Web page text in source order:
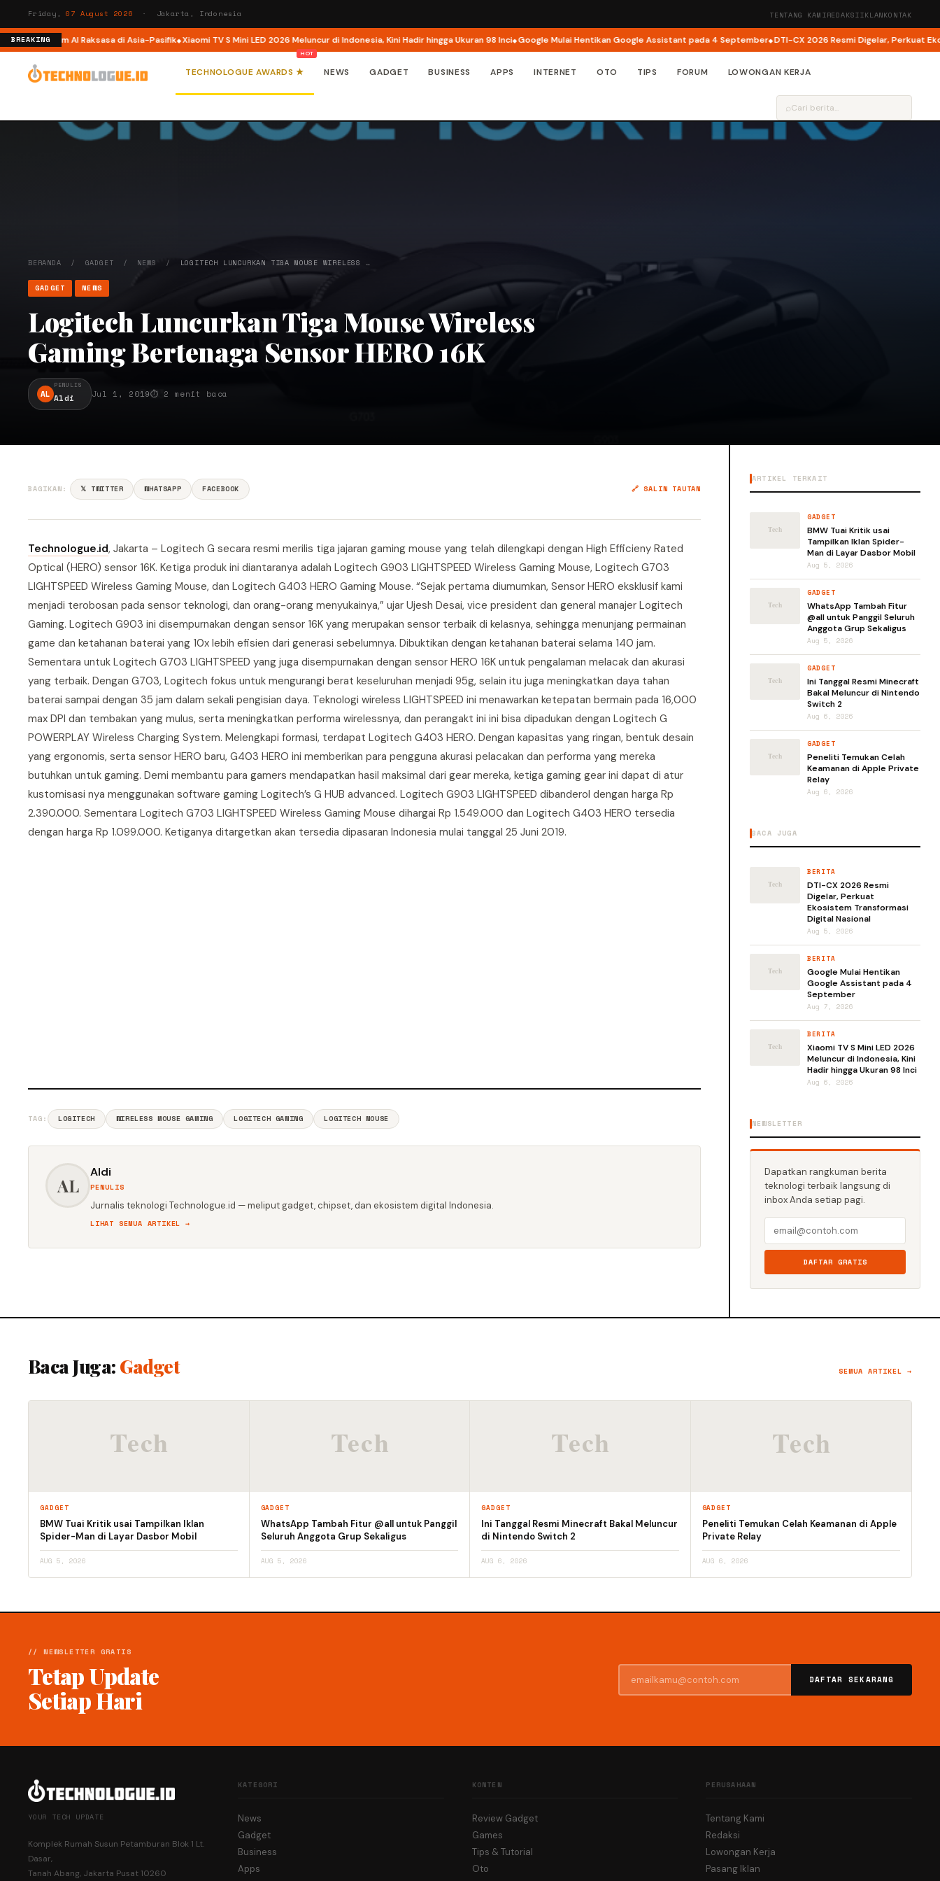
Friday,07 August 2026 · Jakarta, Indonesia TENTANG KAMIREDAKSIIKLANKONTAK
BREAKING
Platform AI Raksasa di Asia-Pasifik Xiaomi TV S Mini LED 2026 Meluncur di Indonesia, Kini Hadir hingga Ukuran 98 Inci Google Mulai Hentikan Google Assistant pada 4 September DTI-CX 2026 Resmi Digelar, Perkuat
TECHNOLOGUE AWARDS ★ NEWS GADGET BUSINESS APPS INTERNET OTO TIPS FORUM LOWONGAN KERJA
⌕
BERANDA / GADGET / NEWS / LOGITECH LUNCURKAN TIGA MOUSE WIRELESS …
GADGET NEWS
Logitech Luncurkan Tiga Mouse Wireless
Gaming Bertenaga Sensor HERO 16K
AL
PENULIS
Aldi Jul 1, 2019⏱ 2 menit baca
BAGIKAN: 𝕏 TWITTER WHATSAPP FACEBOOK 🔗 SALIN TAUTAN
Technologue.id, Jakarta – Logitech G secara resmi merilis tiga jajaran gaming mouse yang telah dilengkapi dengan High Efficieny Rated
Optical (HERO) sensor 16K. Ketiga produk ini diantaranya adalah Logitech G903 LIGHTSPEED Wireless Gaming Mouse, Logitech G703
LIGHTSPEED Wireless Gaming Mouse, dan Logitech G403 HERO Gaming Mouse. “Sejak pertama diumumkan, Sensor HERO eksklusif kami
menjadi terobosan pada sensor teknologi, dan orang-orang menyukainya,” ujar Ujesh Desai, vice president dan general manajer Logitech
Gaming. Logitech G903 ini disempurnakan dengan sensor 16K yang merupakan sensor terbaik di kelasnya, sehingga menunjang permainan
game dan ketahanan baterai yang 10x lebih efisien dari generasi sebelumnya. Dibuktikan dengan ketahanan baterai selama 140 jam.
Sementara untuk Logitech G703 LIGHTSPEED yang juga disempurnakan dengan sensor HERO 16K untuk pengalaman melacak dan akurasi
yang terbaik. Dengan G703, Logitech fokus untuk mengurangi berat keseluruhan menjadi 95g, selain itu juga meningkatkan daya tahan
baterai sampai dengan 35 jam dalam sekali pengisian daya. Teknologi wireless LIGHTSPEED ini menawarkan ketepatan bermain pada 16,000
max DPI dan tembakan yang mulus, serta meningkatkan performa wirelessnya, dan perangakt ini ini bisa dipadukan dengan Logitech G
POWERPLAY Wireless Charging System. Melengkapi formasi, terdapat Logitech G403 HERO. Dengan kapasitas yang ringan, bentuk desain
yang ergonomis, serta sensor HERO baru, G403 HERO ini memberikan para pengguna akurasi pelacakan dan performa yang mereka
butuhkan untuk gaming. Demi membantu para gamers mendapatkan hasil maksimal dari gear mereka, ketiga gaming gear ini dapat di atur
kustomisasi nya menggunakan software gaming Logitech’s G HUB advanced. Logitech G903 LIGHTSPEED dibanderol dengan harga Rp
2.390.000. Sementara Logitech G703 LIGHTSPEED Wireless Gaming Mouse dihargai Rp 1.549.000 dan Logitech G403 HERO tersedia
dengan harga Rp 1.099.000. Ketiganya ditargetkan akan tersedia dipasaran Indonesia mulai tanggal 25 Juni 2019.
TAG: LOGITECH WIRELESS MOUSE GAMING LOGITECH GAMING LOGITECH MOUSE
AL
Aldi
PENULIS
Jurnalis teknologi Technologue.id — meliput gadget, chipset, dan ekosistem digital Indonesia.
LIHAT SEMUA ARTIKEL →
ARTIKEL TERKAIT
GADGET
BMW Tuai Kritik usai
Tampilkan Iklan Spider-
Man di Layar Dasbor Mobil
Aug 5, 2026
GADGET
WhatsApp Tambah Fitur
@all untuk Panggil Seluruh
Anggota Grup Sekaligus
Aug 5, 2026
GADGET
Ini Tanggal Resmi Minecraft
Bakal Meluncur di Nintendo
Switch 2
Aug 6, 2026
GADGET
Peneliti Temukan Celah
Keamanan di Apple Private
Relay
Aug 6, 2026
BACA JUGA
BERITA
DTI-CX 2026 Resmi
Digelar, Perkuat
Ekosistem Transformasi
Digital Nasional
Aug 5, 2026
BERITA
Google Mulai Hentikan
Google Assistant pada 4
September
Aug 7, 2026
BERITA
Xiaomi TV S Mini LED 2026
Meluncur di Indonesia, Kini
Hadir hingga Ukuran 98 Inci
Aug 6, 2026
NEWSLETTER
Dapatkan rangkuman berita
teknologi terbaik langsung di
inbox Anda setiap pagi.
DAFTAR GRATIS
Baca Juga: Gadget SEMUA ARTIKEL →
GADGET
BMW Tuai Kritik usai Tampilkan Iklan
Spider-Man di Layar Dasbor Mobil
AUG 5, 2026
GADGET
WhatsApp Tambah Fitur @all untuk Panggil
Seluruh Anggota Grup Sekaligus
AUG 5, 2026
GADGET
Ini Tanggal Resmi Minecraft Bakal Meluncur
di Nintendo Switch 2
AUG 6, 2026
GADGET
Peneliti Temukan Celah Keamanan di Apple
Private Relay
AUG 6, 2026
// NEWSLETTER GRATIS
Tetap Update
Setiap Hari
DAFTAR SEKARANG
YOUR TECH UPDATE
Komplek Rumah Susun Petamburan Blok 1 Lt.
Dasar,
Tanah Abang, Jakarta Pusat 10260
KATEGORI
News
Gadget
Business
Apps
KONTEN
Review Gadget
Games
Tips & Tutorial
Oto
PERUSAHAAN
Tentang Kami
Redaksi
Lowongan Kerja
Pasang Iklan